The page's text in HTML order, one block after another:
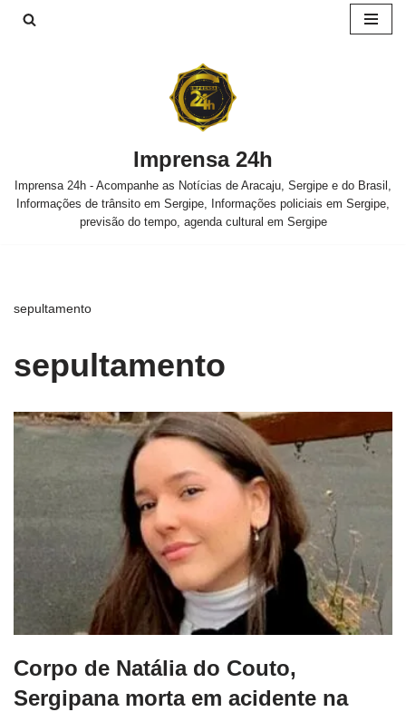
Imprensa 24h
Imprensa 24h - Acompanhe as Notícias de Aracaju, Sergipe e do Brasil,
Informações de trânsito em Sergipe, Informações policiais em Sergipe,
previsão do tempo, agenda cultural em Sergipe
sepultamento
sepultamento
Corpo de Natália do Couto,
Sergipana morta em acidente na